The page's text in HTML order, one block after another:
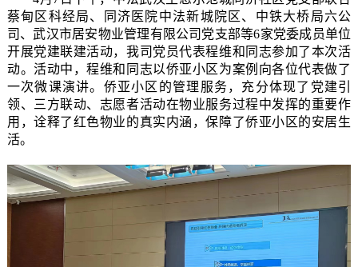
蔡甸区科经局、同济医院中法新城院区、中铁大桥局六公
司、武汉市居安物业管理有限公司党支部等6家党委成员单位
开展党建联建活动，我司党员代表程维和同志参加了本次活
动。活动中，程维和同志以侨亚小区为案例向各位代表做了
一次微课演讲。侨亚小区的管理服务，充分体现了党建引
领、三方联动、志愿者活动在物业服务过程中发挥的重要作
用，诠释了红色物业的真实内涵，保障了侨亚小区的安居生
活。